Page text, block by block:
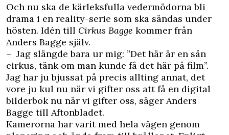
Och nu ska de kärleksfulla vedermödorna bli
drama i en reality-serie som ska sändas under
hösten. Idén till Cirkus Bagge kommer från
Anders Bagge själv.
– Jag slängde bara ur mig: ”Det här är en sån
cirkus, tänk om man kunde få det här på film”.
Jag har ju bjussat på precis allting annat, det
vore ju kul nu när vi gifter oss att få en digital
bilderbok nu när vi gifter oss, säger Anders
Bagge till Aftonbladet.
Kamerorna har varit med hela vägen genom